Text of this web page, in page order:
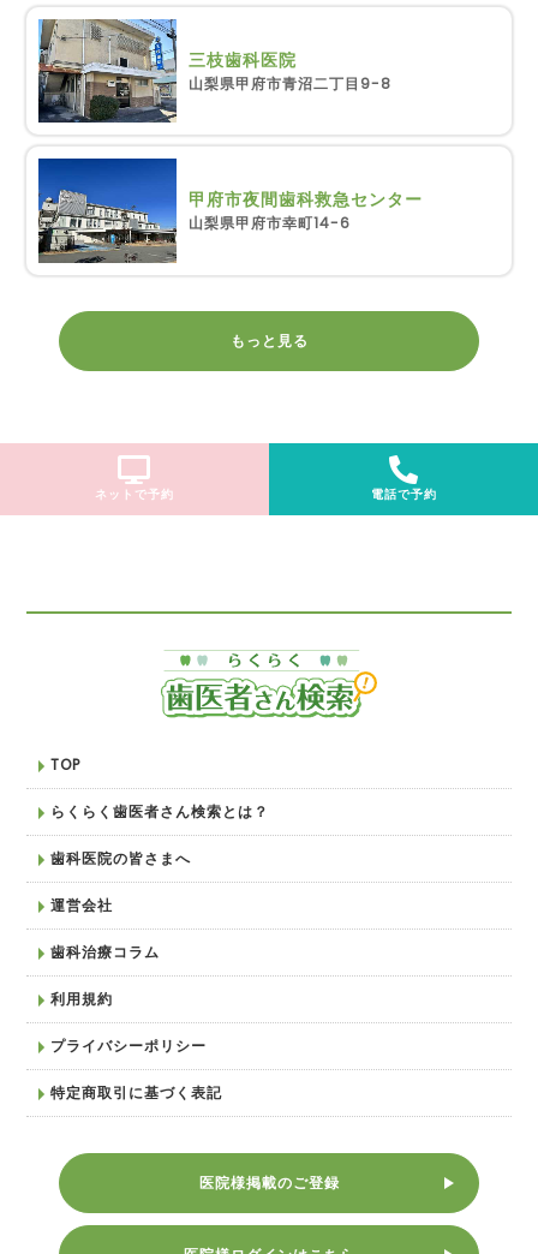
三枝歯科医院
山梨県甲府市青沼二丁目9-8
甲府市夜間歯科救急センター
山梨県甲府市幸町14-6
もっと見る
ネットで予約 電話で予約
TOP
らくらく歯医者さん検索とは？
歯科医院の皆さまへ
運営会社
歯科治療コラム
利用規約
プライバシーポリシー
特定商取引に基づく表記
医院様掲載のご登録